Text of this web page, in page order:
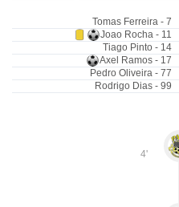
Tomas Ferreira - 7
Joao Rocha - 11
Tiago Pinto - 14
Axel Ramos - 17
Pedro Oliveira - 77
Rodrigo Dias - 99
4'